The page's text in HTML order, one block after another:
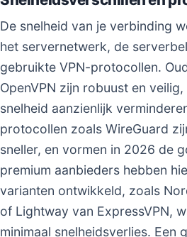
De snelheid van je verbinding
het servernetwerk, de
gebruikte VPN-protocollen.
OpenVPN zijn robuust en
snelheid aanzienlijk
protocollen zoals WireGuard
sneller, en vormen in 2026 de
premium aanbieders hebben
varianten ontwikkeld, zoals
of Lightway van ExpressVPN,
minimaal snelheidsverlies. Een